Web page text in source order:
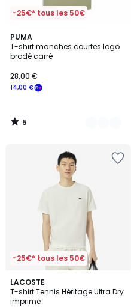
-25€* tous les 50€
PUMA
T-shirt manches courtes logo
brodé carré
14,00 €
28,00 €
5
/
5
2
Couleurs
5
/
-25€* tous les 50€
LACOSTE
T-shirt Tennis Héritage Ultra Dry
imprimé
2
Couleurs